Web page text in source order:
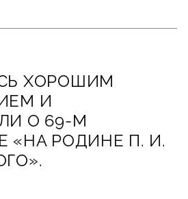
ХОРОШИМ
И
О 69‑М
«НА РОДИНЕ П. И.